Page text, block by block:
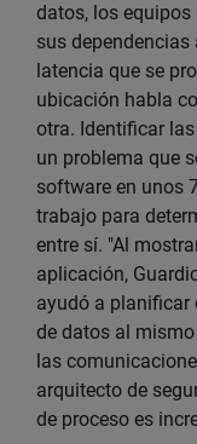
datos, los
sus
latencia que se
ubicación habla
otra. Identificar
un problema que
software en unos
trabajo para
entre sí. "Al
aplicación,
ayudó a planificar
de datos al
las
arquitecto de
de proceso es